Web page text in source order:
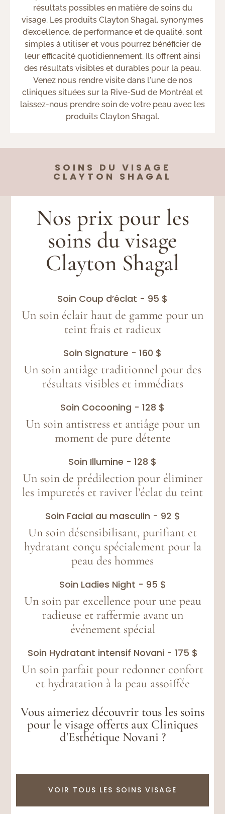
résultats possibles en matière de soins du
visage. Les produits Clayton Shagal, synonymes
d’excellence, de performance et de qualité, sont
simples à utiliser et vous pourrez bénéficier de
leur efficacité quotidiennement. Ils offrent ainsi
des résultats visibles et durables pour la peau.
Venez nous rendre visite dans l'une de nos
cliniques situées sur la Rive-Sud de Montréal et
laissez-nous prendre soin de votre peau avec les
produits Clayton Shagal.
SOINS DU VISAGE
CLAYTON SHAGAL
Nos prix pour les
soins du visage
Clayton Shagal
Soin Coup d’éclat - 95 $
Un soin éclair haut de gamme pour un
teint frais et radieux
Soin Signature - 160 $
Un soin antiâge traditionnel pour des
résultats visibles et immédiats
Soin Cocooning - 128 $
Un soin antistress et antiâge pour un
moment de pure détente
Soin Illumine - 128 $
Un soin de prédilection pour éliminer
les impuretés et raviver l’éclat du teint
Soin Facial au masculin - 92 $
Un soin désensibilisant, purifiant et
hydratant conçu spécialement pour la
peau des hommes
Soin Ladies Night - 95 $
Un soin par excellence pour une peau
radieuse et raffermie avant un
événement spécial
Soin Hydratant intensif Novani - 175 $
Un soin parfait pour redonner confort
et hydratation à la peau assoiffée
Vous aimeriez découvrir tous les soins
pour le visage offerts aux Cliniques
d'Esthétique Novani ?
VOIR TOUS LES SOINS VISAGE